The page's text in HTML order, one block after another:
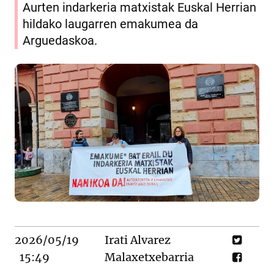
Aurten indarkeria matxistak Euskal Herrian
hildako laugarren emakumea da
Arguedaskoa.
2026/05/19
15:49
Irati Alvarez
Malaxetxebarria